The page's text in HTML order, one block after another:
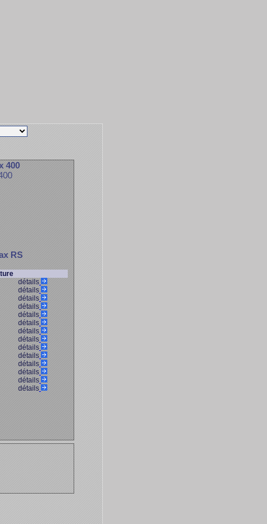
400
RS
détails
détails
détails
détails
détails
détails
détails
détails
détails
détails
détails
détails
détails
détails